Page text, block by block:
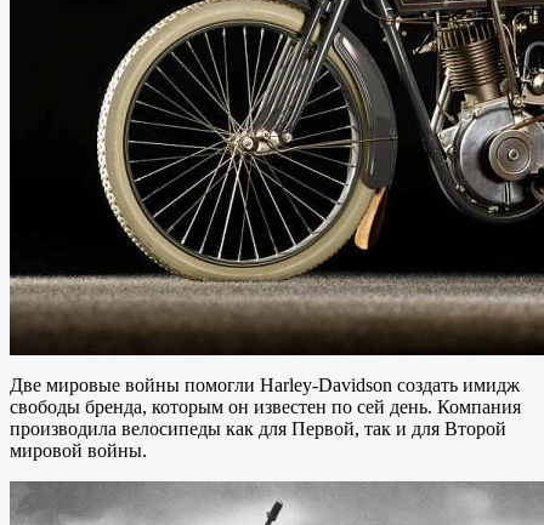
Две мировые войны помогли Harley-Davidson создать имидж
свободы бренда, которым он известен по сей день. Компания
производила велосипеды как для Первой, так и для Второй
мировой войны.